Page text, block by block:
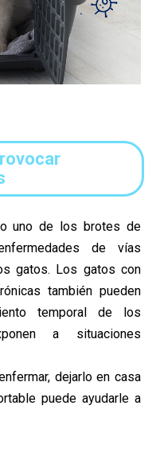
uno de los brotes de
de vías
gatos. Los gatos con
también pueden
temporal de los
a situaciones
dejarlo en casa
puede ayudarle a